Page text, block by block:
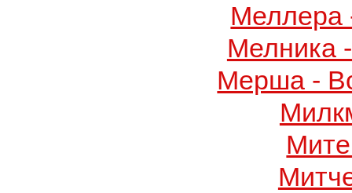
Меллера
Мелника
Мерша -